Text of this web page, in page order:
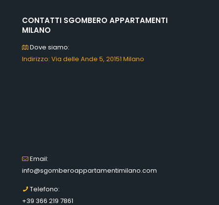
CONTATTI SGOMBERO APPARTAMENTI
MILANO
Dove siamo:
Indirizzo: Via delle Ande 5, 20151 Milano
Email:
info@sgomberoappartamentimilano.com
Telefono:
+39 366 219 7861